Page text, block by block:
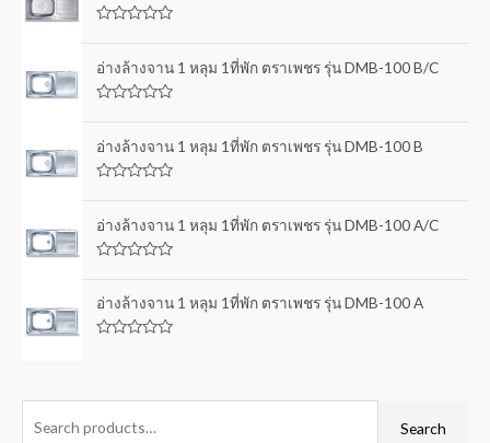
t
e
d
t
o
f
อ่างล้างจาน 1 หลุม 1ที่พัก ตราเพชร รุ่น DMB-100 B/C
t
e
d
t
o
f
อ่างล้างจาน 1 หลุม 1ที่พัก ตราเพชร รุ่น DMB-100 B
t
e
d
t
o
f
อ่างล้างจาน 1 หลุม 1ที่พัก ตราเพชร รุ่น DMB-100 A/C
t
e
d
o
5
อ่างล้างจาน 1 หลุม 1ที่พัก ตราเพชร รุ่น DMB-100 A
d
o
Search